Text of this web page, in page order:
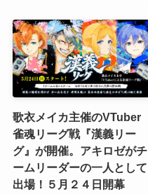
歌衣メイカ主催のVTuber
雀魂リーグ戦『漢義リー
グ』が開催。アキロゼがチ
ームリーダーの一人として
出場！５月２４日開幕